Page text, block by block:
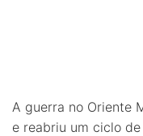
A guerra no Oriente
e reabriu um ciclo de